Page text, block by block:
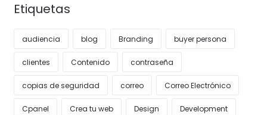
Etiquetas
audiencia blog Branding buyer persona
clientes Contenido contraseña
copias de seguridad correo Correo Electrónico
Cpanel Crea tu web Design Development